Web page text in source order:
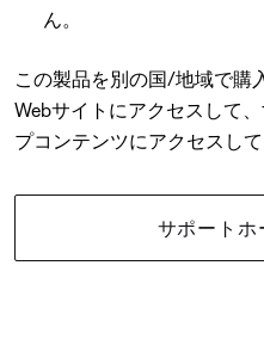
ん。
この製品を別の国/地域で購
Webサイトにアクセスして
プコンテンツにアクセスして
サポートホ